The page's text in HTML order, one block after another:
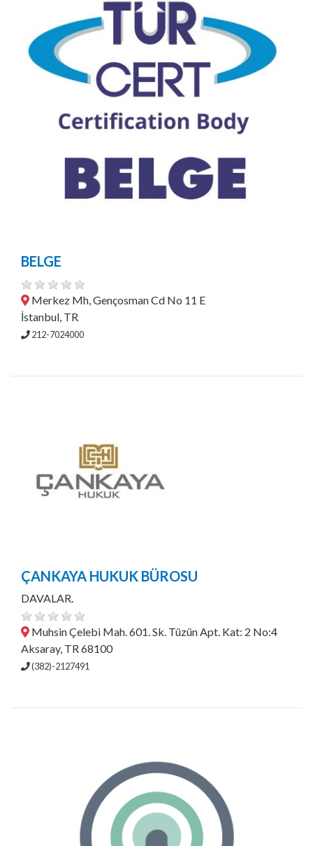
BELGE
Merkez Mh, Gençosman Cd No 11 E
İstanbul, TR
212-7024000
ÇANKAYA HUKUK BÜROSU
DAVALAR.
Muhsin Çelebi Mah. 601. Sk. Tüzün Apt. Kat: 2 No:4
Aksaray, TR 68100
(382)-2127491